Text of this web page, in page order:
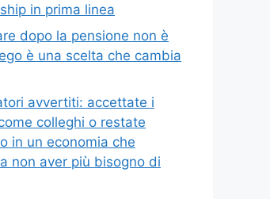
in prima linea
dopo la pensione non è
è una scelta che cambia
avvertiti: accettate i
colleghi o restate
in un economia che
non aver più bisogno di